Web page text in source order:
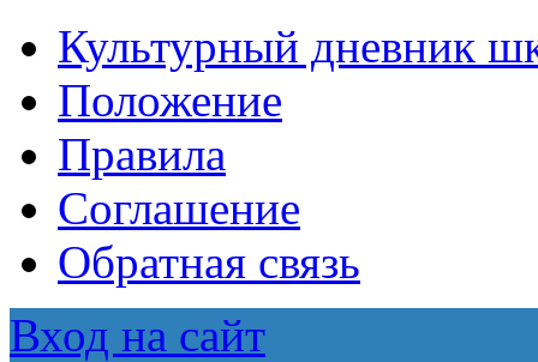
Культурный дневник
Положение
Правила
Соглашение
Обратная связь
Вход на сайт